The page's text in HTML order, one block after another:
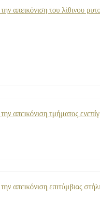
απεικόνιση του λίθινου
απεικόνιση τμήματος
απεικόνιση επιτύμβιας